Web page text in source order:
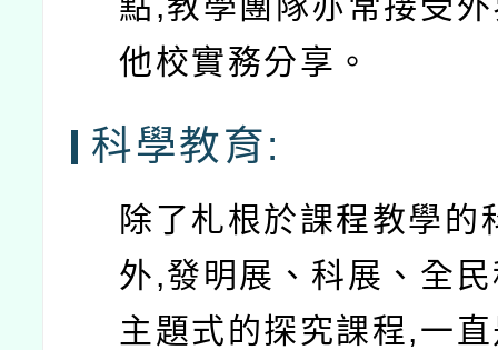
他校實務分享。
科學教育:
除了札根於課程教學的
外,發明展、科展、全
主題式的探究課程,一